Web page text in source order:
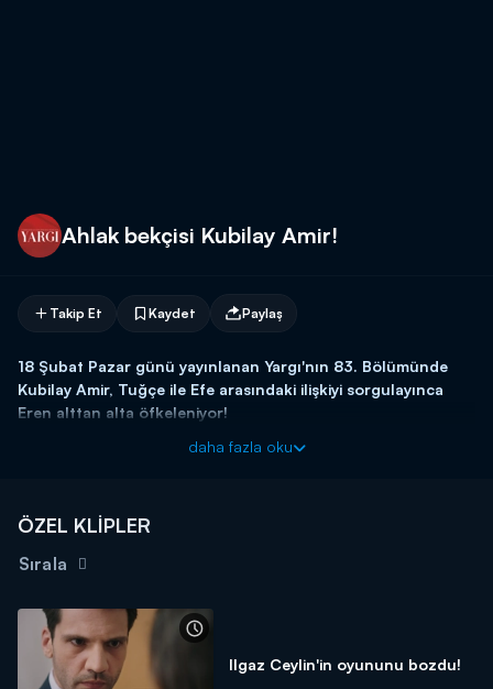
Ahlak bekçisi Kubilay Amir!
Takip Et Kaydet Paylaş
18 Şubat Pazar günü yayınlanan Yargı'nın 83. Bölümünde
Kubilay Amir, Tuğçe ile Efe arasındaki ilişkiyi sorgulayınca
Eren alttan alta öfkeleniyor!
Yargı yeni bölümüyle pazar akşamı saat 20.00'da Kanal D'de!
daha fazla oku
ÖZEL KLİPLER
Sırala
Ilgaz Ceylin'in oyununu bozdu!